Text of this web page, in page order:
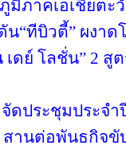
มิภาคเอเชียตะ
น“ทีบิวตี้” ผงาด
ดย์ โลชั่น” 2 สู
ประชุมประจำปี
านต่อพันธกิจขั